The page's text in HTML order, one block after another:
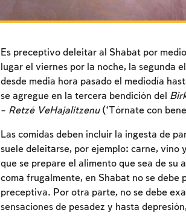
Es preceptivo deleitar al Shabat por
lugar el viernes por la noche, la segunda
desde media hora pasado el mediodía
se agregue en la tercera bendición del
– Retzé VeHajalitzenu(‘Tórnate con
Las comidas deben incluir la ingesta de
suele deleitarse, por ejemplo: carne,
que se prepare el alimento que sea de su
coma frugalmente, en Shabat no se debe
preceptiva. Por otra parte, no se debe
sensaciones de pesadez y hasta